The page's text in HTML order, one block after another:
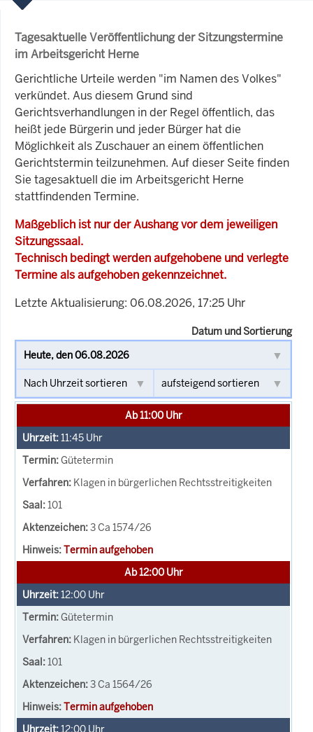
Tagesaktuelle Veröffentlichung der Sitzungstermine
im Arbeitsgericht Herne
Gerichtliche Urteile werden "im Namen des Volkes"
verkündet. Aus diesem Grund sind
Gerichtsverhandlungen in der Regel öffentlich, das
heißt jede Bürgerin und jeder Bürger hat die
Möglichkeit als Zuschauer an einem öffentlichen
Gerichtstermin teilzunehmen. Auf dieser Seite finden
Sie tagesaktuell die im Arbeitsgericht Herne
stattfindenden Termine.
Maßgeblich ist nur der Aushang vor dem jeweiligen
Sitzungssaal.
Technisch bedingt werden aufgehobene und verlegte
Termine als aufgehoben gekennzeichnet.
Letzte Aktualisierung: 06.08.2026, 17:25 Uhr
Datum und Sortierung
Ab 11:00 Uhr
11:45 Uhr
Gütetermin
Klagen in bürgerlichen Rechtsstreitigkeiten
101
3 Ca 1574/26
Termin aufgehoben
Ab 12:00 Uhr
12:00 Uhr
Gütetermin
Klagen in bürgerlichen Rechtsstreitigkeiten
101
3 Ca 1564/26
Termin aufgehoben
12:00 Uhr